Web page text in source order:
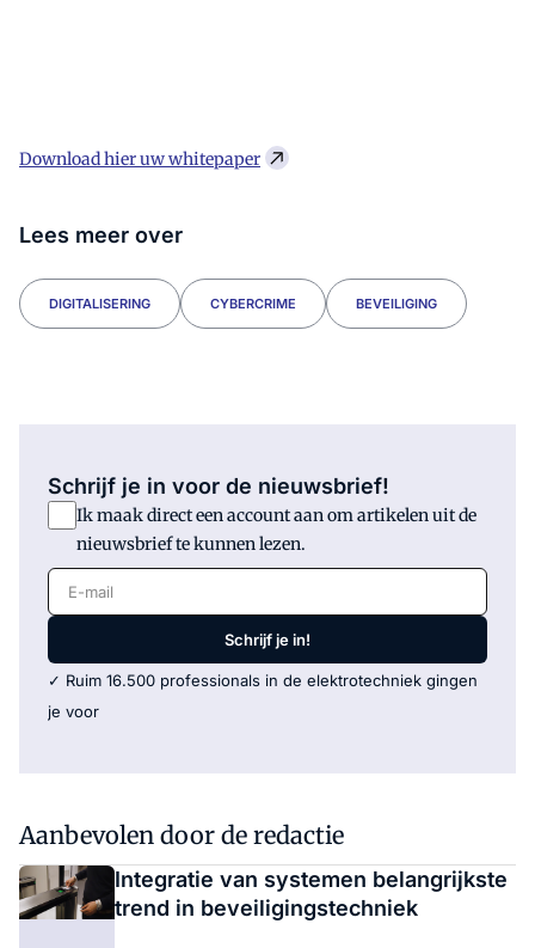
Download hier uw whitepaper
Lees meer over
DIGITALISERING CYBERCRIME BEVEILIGING
Schrijf je in voor de nieuwsbrief!
Ik maak direct een account aan om artikelen uit de
nieuwsbrief te kunnen lezen.
E-mail
Schrijf je in!
✓ Ruim 16.500 professionals in de elektrotechniek gingen
je voor
Aanbevolen door de redactie
Integratie van systemen belangrijkste
trend in beveiligingstechniek